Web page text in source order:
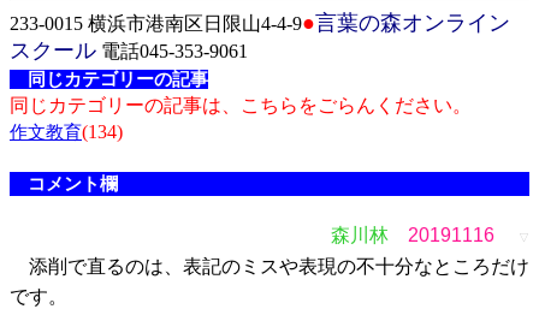
233-0015 横浜市港南区日限山4-4-9●言葉の森オンライン
スクール 電話045-353-9061
同じカテゴリーの記事
同じカテゴリーの記事は、こちらをごらんください。
作文教育(134)
コメント欄
森川林 20191116 ▽
添削で直るのは、表記のミスや表現の不十分なところだけ
です。